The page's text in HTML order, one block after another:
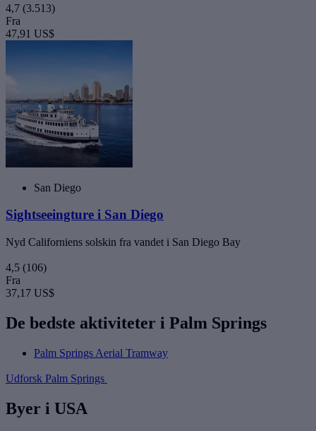
4,7 (3.513)
Fra
47,91 US$
San Diego
Sightseeingture i San Diego
Nyd Californiens solskin fra vandet i San Diego Bay
4,5 (106)
Fra
37,17 US$
De bedste aktiviteter i Palm Springs
Palm Springs Aerial Tramway
Udforsk Palm Springs
Byer i USA